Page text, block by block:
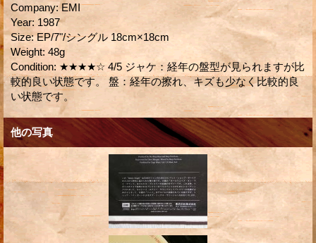
Company: EMI
Year: 1987
Size: EP/7"/シングル 18cm×18cm
Weight: 48g
Condition: ★★★★☆ 4/5 ジャケ：経年の盤型が見られますが比
較的良い状態です。 盤：経年の擦れ、キズも少なく比較的良
い状態です。
他の写真